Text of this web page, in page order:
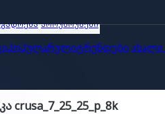
პროუმოუშენი
პოპულარულიტრენდები ახალი
crusa_7_25_25_p_8k